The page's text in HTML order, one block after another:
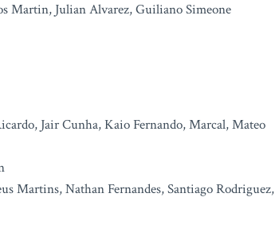
Martin, Julian Alvarez, Guiliano Simeone
Jair Cunha, Kaio Fernando, Marcal, Mateo
Martins, Nathan Fernandes, Santiago Rodriguez,